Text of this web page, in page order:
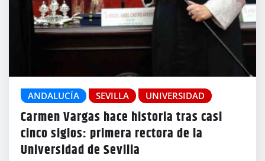
ANDALUCÍA SEVILLA UNIVERSIDAD
Carmen Vargas hace historia tras casi
cinco siglos: primera rectora de la
Universidad de Sevilla